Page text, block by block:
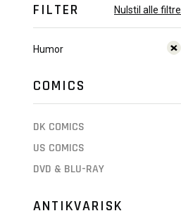
FILTER Nulstil alle filtre
Humor
COMICS
DK COMICS
US COMICS
DVD & BLU-RAY
ANTIKVARISK